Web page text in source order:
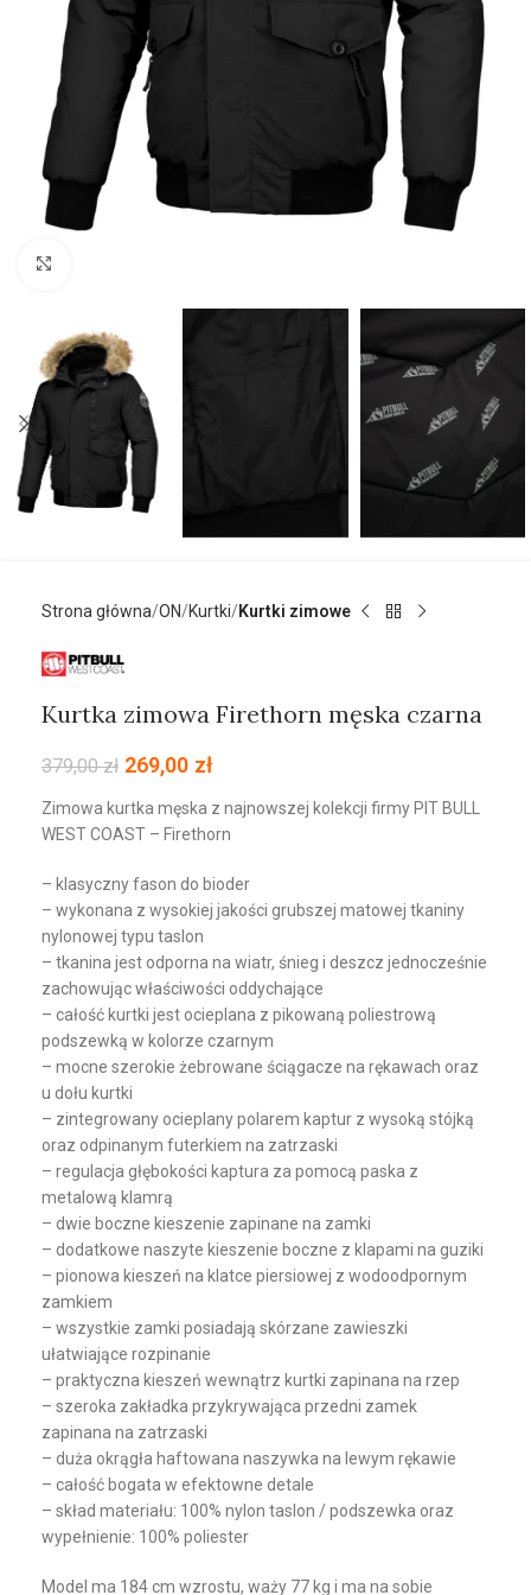
Strona główna ON Kurtki Kurtki zimowe
Kurtka zimowa Firethorn męska czarna
379,00zł 269,00 zł
Zimowa kurtka męska z najnowszej kolekcji firmy PIT BULL
WEST COAST – Firethorn
– klasyczny fason do bioder
– wykonana z wysokiej jakości grubszej matowej tkaniny
nylonowej typu taslon
– tkanina jest odporna na wiatr, śnieg i deszcz jednocześnie
zachowując właściwości oddychające
– całość kurtki jest ocieplana z pikowaną poliestrową
podszewką w kolorze czarnym
– mocne szerokie żebrowane ściągacze na rękawach oraz
u dołu kurtki
– zintegrowany ocieplany polarem kaptur z wysoką stójką
oraz odpinanym futerkiem na zatrzaski
– regulacja głębokości kaptura za pomocą paska z
metalową klamrą
– dwie boczne kieszenie zapinane na zamki
– dodatkowe naszyte kieszenie boczne z klapami na guziki
– pionowa kieszeń na klatce piersiowej z wodoodpornym
zamkiem
– wszystkie zamki posiadają skórzane zawieszki
ułatwiające rozpinanie
– praktyczna kieszeń wewnątrz kurtki zapinana na rzep
– szeroka zakładka przykrywająca przedni zamek
zapinana na zatrzaski
– duża okrągła haftowana naszywka na lewym rękawie
– całość bogata w efektowne detale
– skład materiału: 100% nylon taslon / podszewka oraz
wypełnienie: 100% poliester
Model ma 184 cm wzrostu, waży 77 kg i ma na sobie